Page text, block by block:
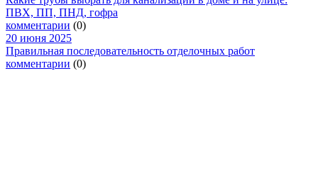
ПВХ, ПП, ПНД, гофра
комментарии (0)
20 июня 2025
Правильная последовательность отделочных работ
комментарии (0)